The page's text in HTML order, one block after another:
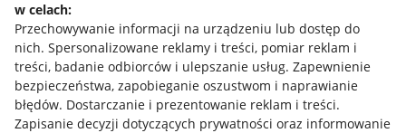
w celach:
Przechowywanie informacji na urządzeniu lub dostęp do
nich. Spersonalizowane reklamy i treści, pomiar reklam i
treści, badanie odbiorców i ulepszanie usług. Zapewnienie
bezpieczeństwa, zapobieganie oszustwom i naprawianie
błędów. Dostarczanie i prezentowanie reklam i treści.
Zapisanie decyzji dotyczących prywatności oraz informowanie
Allegro Gadane dla sprzedających
Allegro Gadane dla kupujących
Mapa miejscowości
Informacje prawne